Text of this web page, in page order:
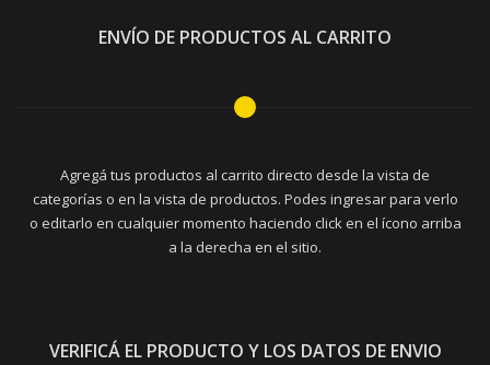
ENVÍO DE PRODUCTOS AL CARRITO
Agregá tus productos al carrito directo desde la vista de
categorías o en la vista de productos. Podes ingresar para verlo
o editarlo en cualquier momento haciendo click en el ícono arriba
a la derecha en el sitio.
VERIFICÁ EL PRODUCTO Y LOS DATOS DE ENVIO